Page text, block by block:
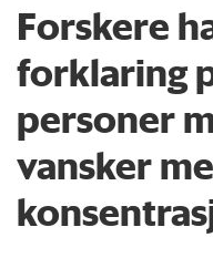
Forskere
forklaring
personer
vansker